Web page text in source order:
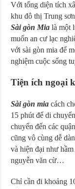
Với tổng diện tích
khu đô thị Trung
Sài gòn Mia là một
muốn an cư lạc
với sài gòn mia để
nghiệm cuộc sống
Tiện ích ngoại
Sài gòn mia cách
15 phút để di
chuyển đến các
cũng vô cùng dễ
và hiện đại như
nguyễn văn cừ…
Chỉ cần đi khoảng